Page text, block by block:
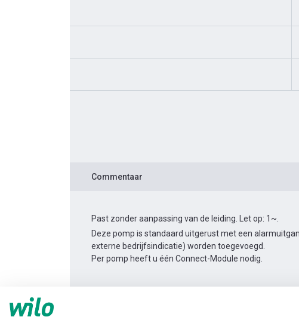
Commentaar
Past zonder aanpassing van de leiding. Let op: 1~.
Deze pomp is standaard uitgerust met een
externe bedrijfsindicatie) worden toegevoegd.
Per pomp heeft u één Connect-Module nodig.